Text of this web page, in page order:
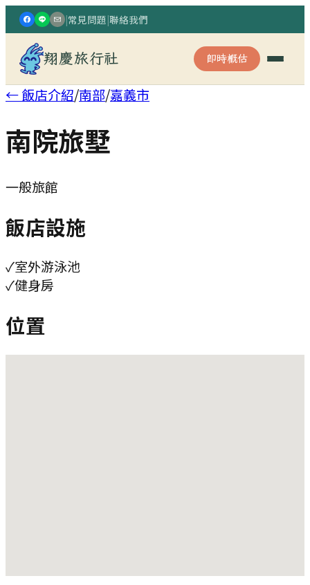
|常見問題|聯絡我們
翔慶旅行社 即時概估
← 飯店介紹/南部/嘉義市
南院旅墅
一般旅館
飯店設施
✓室外游泳池
✓健身房
位置